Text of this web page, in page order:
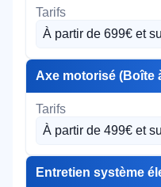
À partir de 699€ et
Axe motorisé (Boîte
À partir de 499€ et
Entretien système